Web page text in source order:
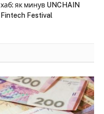
хаб: як минув UNCHAIN
Fintech Festival